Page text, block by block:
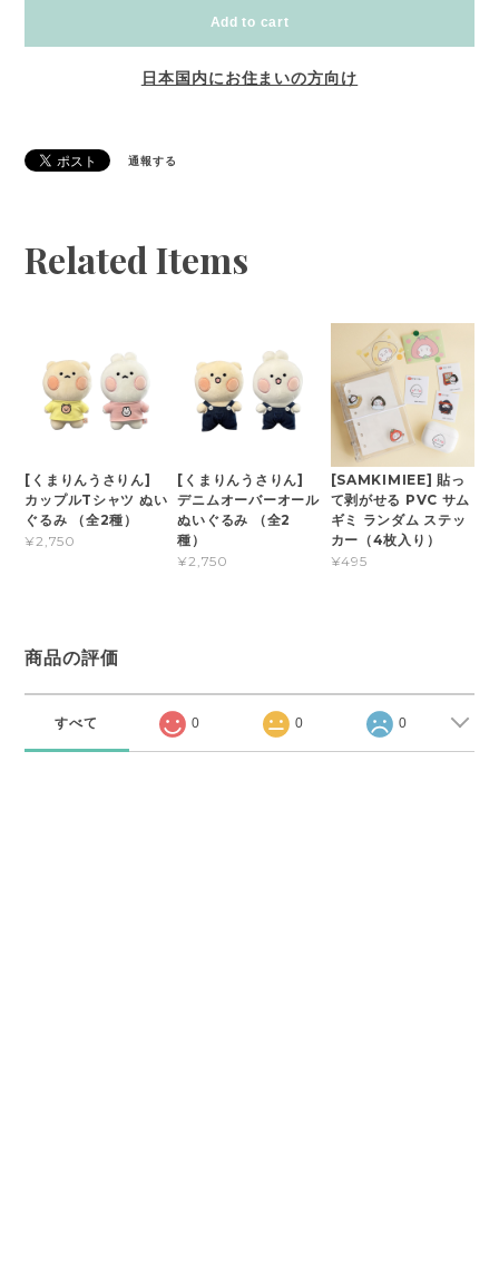
Add to cart
日本国内にお住まいの方向け
通報する
Related Items
[くまりんうさりん]
カップルTシャツ ぬい
ぐるみ （全2種）
¥2,750
[くまりんうさりん]
デニムオーバーオール
ぬいぐるみ （全2
種）
¥2,750
[SAMKIMIEE] 貼っ
て剥がせる PVC サム
ギミ ランダム ステッ
カー（4枚入り）
¥495
商品の評価
すべて 0 0 0